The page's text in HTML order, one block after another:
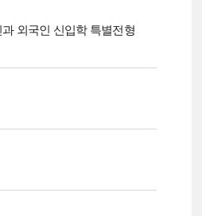
외국인 신입학 특별전형